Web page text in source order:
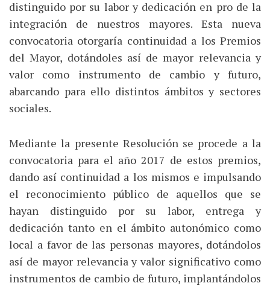
distinguido por su labor y dedicación en pro de la
integración de nuestros mayores. Esta nueva
convocatoria otorgaría continuidad a los Premios
del Mayor, dotándoles así de mayor relevancia y
valor como instrumento de cambio y futuro,
abarcando para ello distintos ámbitos y sectores
sociales.
Mediante la presente Resolución se procede a la
convocatoria para el año 2017 de estos premios,
dando así continuidad a los mismos e impulsando
el reconocimiento público de aquellos que se
hayan distinguido por su labor, entrega y
dedicación tanto en el ámbito autonómico como
local a favor de las personas mayores, dotándolos
así de mayor relevancia y valor significativo como
instrumentos de cambio de futuro, implantándolos